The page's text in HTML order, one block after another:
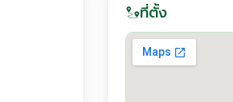
ที่ตั้ง